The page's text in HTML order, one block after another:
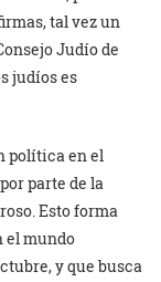
tal vez un
Judío de
judíos es
política en el
parte de la
Esto forma
el mundo
y que busca